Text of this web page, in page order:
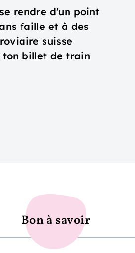
rendre d'un point
faille et à des
suisse
ton billet de train
Bon à savoir